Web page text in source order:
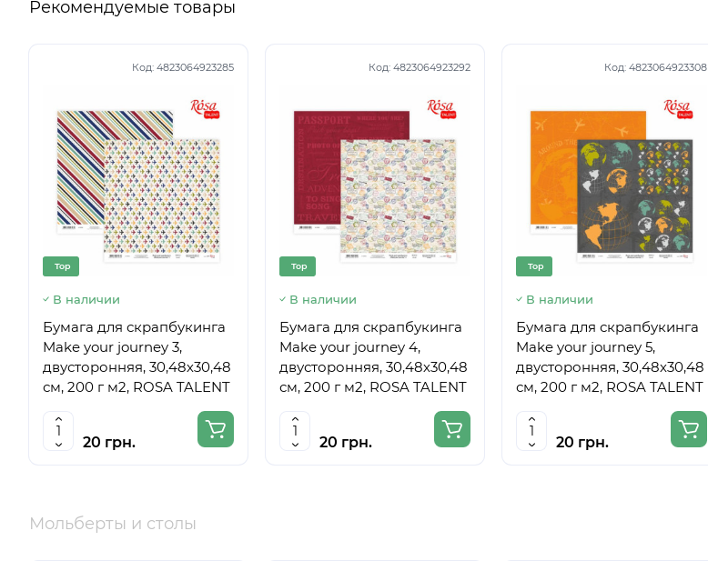
Рекомендуемые товары
Код: 4823064923285
Top
В наличии
Бумага для скрапбукинга
Make your journey 3,
двусторонняя, 30,48х30,48
см, 200 г м2, ROSA TALENT
20 грн.
Код: 4823064923292
Top
В наличии
Бумага для скрапбукинга
Make your journey 4,
двусторонняя, 30,48х30,48
см, 200 г м2, ROSA TALENT
20 грн.
Код: 4823064923308
Top
В наличии
Бумага для скрапбукинга
Make your journey 5,
двусторонняя, 30,48х30,48
см, 200 г м2, ROSA TALENT
20 грн.
Мольберты и столы